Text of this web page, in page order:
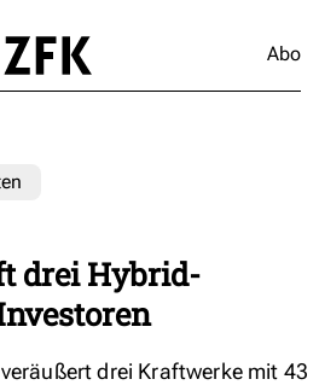
Abo
drei Hybrid-
drei Kraftwerke mit 43